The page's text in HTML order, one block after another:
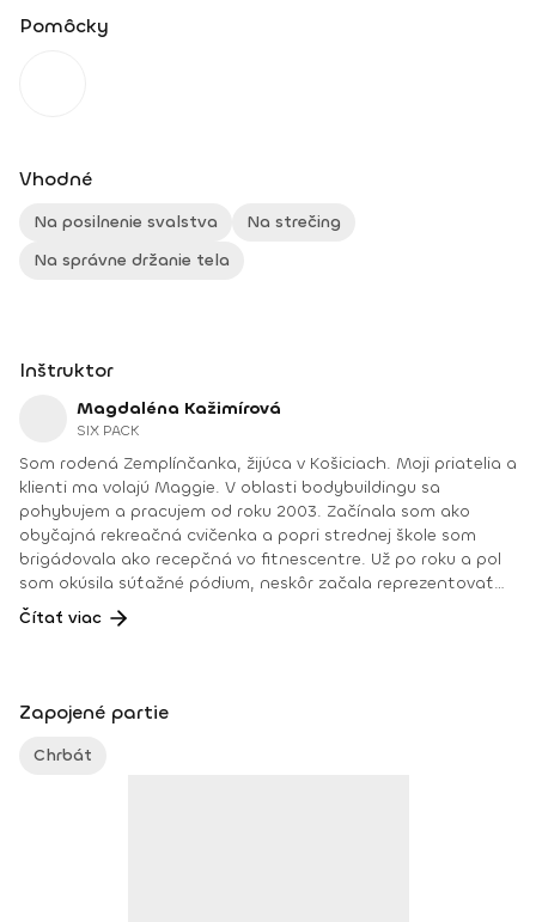
Pomôcky
Vhodné
Na posilnenie svalstva
Na strečing
Na správne držanie tela
Inštruktor
Magdaléna Kažimírová
SIX PACK
Som rodená Zemplínčanka, žijúca v Košiciach. Moji priatelia a
klienti ma volajú Maggie. V oblasti bodybuildingu sa
pohybujem a pracujem od roku 2003. Začínala som ako
obyčajná rekreačná cvičenka a popri strednej škole som
brigádovala ako recepčná vo fitnescentre. Už po roku a pol
som okúsila súťažné pódium, neskôr začala reprezentovať
Slovensko a vtedy sa začala aj moja trénerská dráha.
Netrénujem iba bežných rekreačných cvičencov, ale aj tých,
Dornova metóda, spinal touch či reflexológia. Maximum
svojej pracovnej energie, vedomostí a skúseností venujem
práve svojim klientom v snahe pomáhať im pri
Čítať viac
Zapojené partie
Chrbát